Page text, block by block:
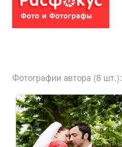
Фотографии автора (8 шт.):